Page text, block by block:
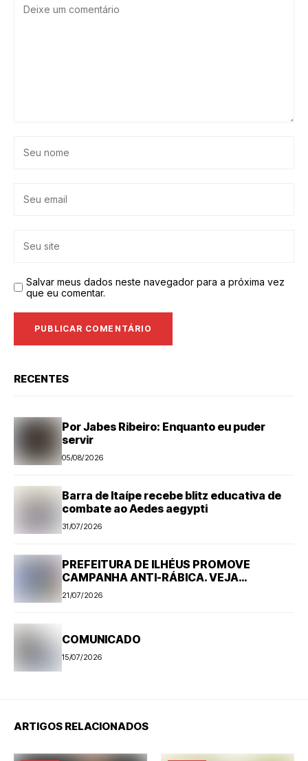
Salvar meus dados neste navegador para a próxima vez
que eu comentar.
RECENTES
Por Jabes Ribeiro: Enquanto eu puder
servir
05/08/2026
Barra de Itaípe recebe blitz educativa de
combate ao Aedes aegypti
31/07/2026
PREFEITURA DE ILHÉUS PROMOVE
CAMPANHA ANTI-RÁBICA. VEJA
PROGRAMAÇÃO
21/07/2026
COMUNICADO
15/07/2026
ARTIGOS RELACIONADOS